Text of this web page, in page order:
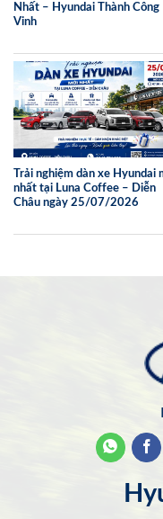
Nhất – Hyundai Thành Công
Vinh
Trải nghiệm dàn xe Hyundai
nhất tại Luna Coffee – Diễn
Châu ngày 25/07/2026